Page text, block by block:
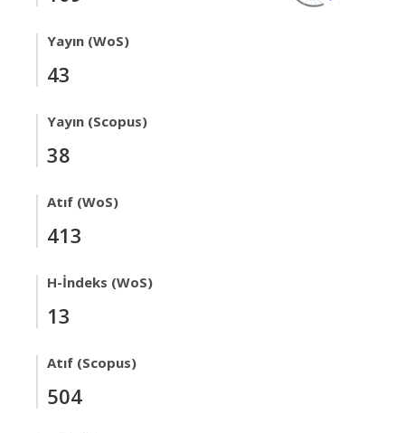
Yayın (WoS)
43
Yayın (Scopus)
38
Atıf (WoS)
413
H-İndeks (WoS)
13
Atıf (Scopus)
504